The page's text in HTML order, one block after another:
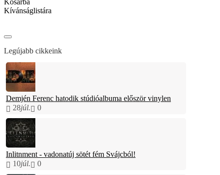
Kívánságlistára
Legújabb cikkeink
Demjén Ferenc hatodik stúdióalbuma először vinylen
28júl. 0
Inlitnment - vadonatúj sötét fém Svájcból!
10júl. 0